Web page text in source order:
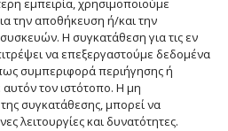
εμπειρία, χρησιμοποιούμε
την αποθήκευση ή/και την
Η συγκατάθεση για τις εν
να επεξεργαστούμε δεδομένα
συμπεριφορά περιήγησης ή
τον ιστότοπο. Η μη
συγκατάθεσης, μπορεί να
λειτουργίες και δυνατότητες.